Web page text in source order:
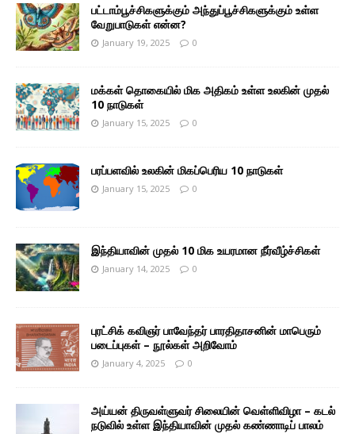
பட்டாம்பூச்சிகளுக்கும் அந்துப்பூச்சிகளுக்கும் உள்ள
வேறுபாடுகள் என்ன?
January 19, 2025 0
மக்கள் தொகையில் மிக அதிகம் உள்ள உலகின் முதல்
10 நாடுகள்
January 15, 2025 0
பரப்பளவில் உலகின் மிகப்பெரிய 10 நாடுகள்
January 15, 2025 0
இந்தியாவின் முதல் 10 மிக உயரமான நீர்வீழ்ச்சிகள்
January 14, 2025 0
புரட்சிக் கவிஞர் பாவேந்தர் பாரதிதாசனின் மாபெரும்
படைப்புகள் – நூல்கள் அறிவோம்
January 4, 2025 0
அய்யன் திருவள்ளுவர் சிலையின் வெள்ளிவிழா – கடல்
நடுவில் உள்ள இந்தியாவின் முதல் கண்ணாடிப் பாலம்